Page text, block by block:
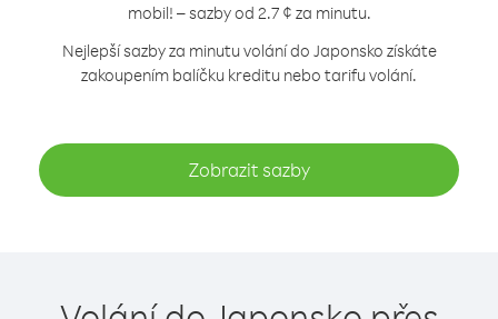
mobil! – sazby od 2.7 ¢ za minutu.
Nejlepší sazby za minutu volání do Japonsko získáte
zakoupením balíčku kreditu nebo tarifu volání.
Zobrazit sazby